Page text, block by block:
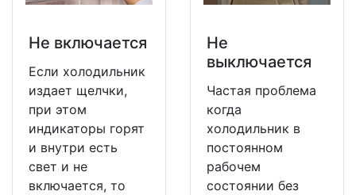
Не включается
Если холодильник
издает щелчки,
при этом
индикаторы горят
и внутри есть
свет и не
включается, то
Не
выключается
Частая проблема
когда
холодильник в
постоянном
рабочем
состоянии без